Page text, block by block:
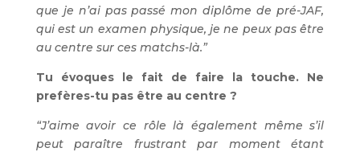
que je n’ai pas passé mon diplôme de pré-JAF,
qui est un examen physique, je ne peux pas être
au centre sur ces matchs-là.”
Tu évoques le fait de faire la touche. Ne
prefères-tu pas être au centre ?
“J’aime avoir ce rôle là également même s’il
peut paraître frustrant par moment étant